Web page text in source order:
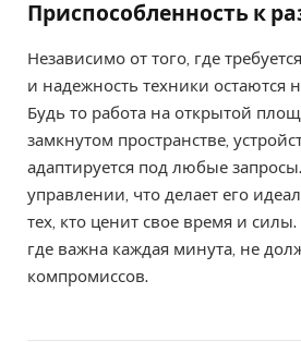
Приспособленность к
Независимо от того, где
и надежность техники остаются
Будь то работа на открытой
замкнутом пространстве,
адаптируется под любые
управлении, что делает его
тех, кто ценит свое время и силы.
где важна каждая минута, не
компромиссов.